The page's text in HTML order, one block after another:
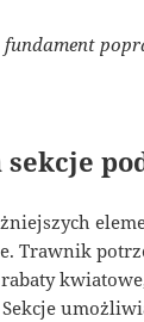
sekcje
Trawnik